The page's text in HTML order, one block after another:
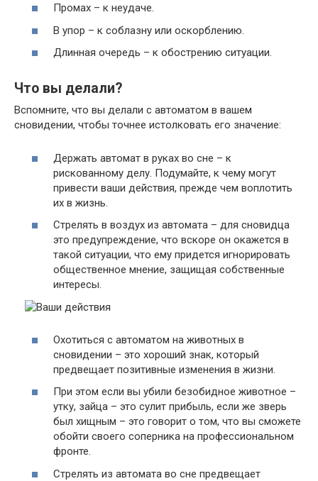
Промах – к неудаче.
В упор – к соблазну или оскорблению.
Длинная очередь – к обострению ситуации.
Что вы делали?
Вспомните, что вы делали с автоматом в вашем
сновидении, чтобы точнее истолковать его значение:
Держать автомат в руках во сне – к
рискованному делу. Подумайте, к чему могут
привести ваши действия, прежде чем воплотить
их в жизнь.
Стрелять в воздух из автомата – для сновидца
это предупреждение, что вскоре он окажется в
такой ситуации, что ему придется игнорировать
общественное мнение, защищая собственные
интересы.
Охотиться с автоматом на животных в
сновидении – это хороший знак, который
предвещает позитивные изменения в жизни.
При этом если вы убили безобидное животное –
утку, зайца – это сулит прибыль, если же зверь
был хищным – это говорит о том, что вы сможете
обойти своего соперника на профессиональном
фронте.
Стрелять из автомата во сне предвещает